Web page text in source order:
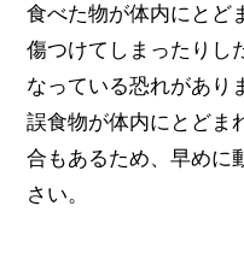
食べた物が体内にとど
傷つけてしまったりし
なっている恐れがあり
誤食物が体内にとどま
合もあるため、早めに
さい。